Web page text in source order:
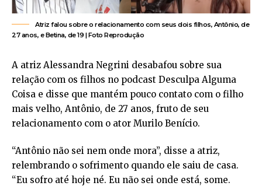
Atriz falou sobre o relacionamento com seus dois filhos, Antônio, de
27 anos, e Betina, de 19 | Foto Reprodução
A atriz Alessandra Negrini desabafou sobre sua
relação com os filhos no podcast Desculpa Alguma
Coisa e disse que mantém pouco contato com o filho
mais velho, Antônio, de 27 anos, fruto de seu
relacionamento com o ator Murilo Benício.
“Antônio não sei nem onde mora”, disse a atriz,
relembrando o sofrimento quando ele saiu de casa.
“Eu sofro até hoje né. Eu não sei onde está, some.